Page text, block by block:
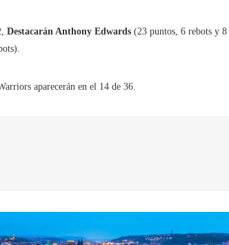
Destacarán Anthony Edwards (23 puntos, 6 rebots y 8
aparecerán en el 14 de 36.